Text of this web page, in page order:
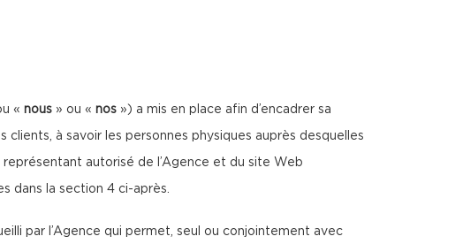
« nous » ou « nos ») a mis en place afin d’encadrer sa
à savoir les personnes physiques auprès desquelles
autorisé de l’Agence et du site Web
dans la section 4 ci-après.
par l’Agence qui permet, seul ou conjointement avec